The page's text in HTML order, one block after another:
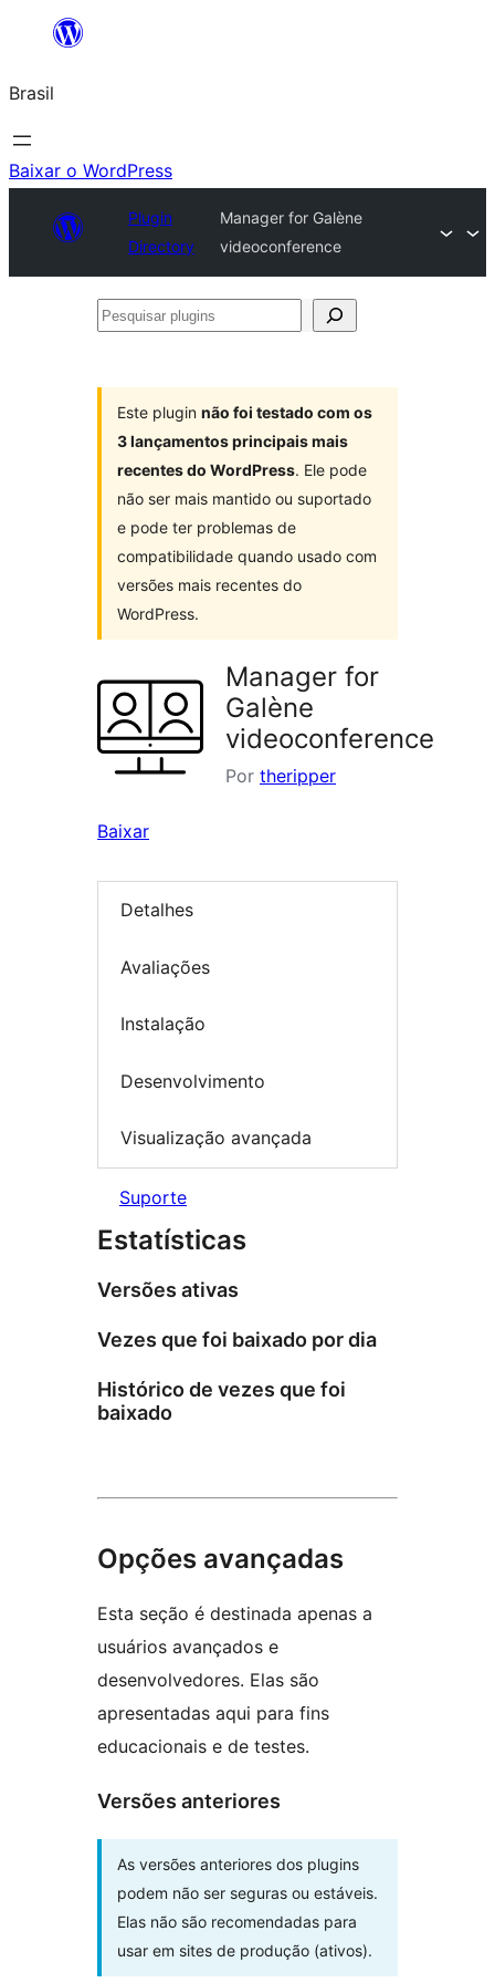
o
conteúdo
Brasil
Baixar o WordPress
Plugin
Directory
Manager for Galène
videoconference
Pesquisar
Este plugin não foi testado com os
3 lançamentos principais mais
recentes do WordPress. Ele pode
não ser mais mantido ou suportado
e pode ter problemas de
compatibilidade quando usado com
versões mais recentes do
WordPress.
Manager for
Galène
videoconference
Por theripper
Baixar
Detalhes
Avaliações
Instalação
Desenvolvimento
Visualização avançada
Suporte
Estatísticas
Versões ativas
Vezes que foi baixado por dia
Histórico de vezes que foi
baixado
Opções avançadas
Esta seção é destinada apenas a
usuários avançados e
desenvolvedores. Elas são
apresentadas aqui para fins
educacionais e de testes.
Versões anteriores
As versões anteriores dos plugins
podem não ser seguras ou estáveis.
Elas não são recomendadas para
usar em sites de produção (ativos).